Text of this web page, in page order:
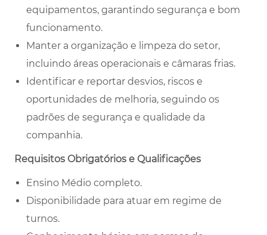
equipamentos, garantindo segurança e bom
funcionamento.
Manter a organização e limpeza do setor,
incluindo áreas operacionais e câmaras frias.
Identificar e reportar desvios, riscos e
oportunidades de melhoria, seguindo os
padrões de segurança e qualidade da
companhia.
Requisitos Obrigatórios e Qualificações
Ensino Médio completo.
Disponibilidade para atuar em regime de
turnos.